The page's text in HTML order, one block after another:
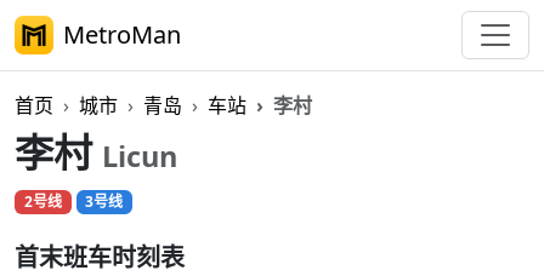
MetroMan
首页 城市 青岛 车站 李村
李村 Licun
2号线 3号线
首末班车时刻表